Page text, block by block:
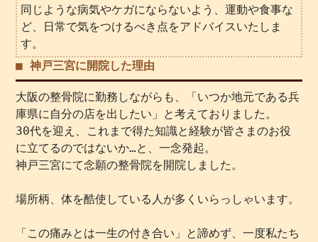
同じような病気やケガにならないよう、運動や食事な
ど、日常で気をつけるべき点をアドバイスいたしま
す。
■ 神戸三宮に開院した理由
大阪の整骨院に勤務しながらも、「いつか地元である兵
庫県に自分の店を出したい」と考えておりました。
30代を迎え、これまで得た知識と経験が皆さまのお役
に立てるのではないか…と、一念発起。
神戸三宮にて念願の整骨院を開院しました。
場所柄、体を酷使している人が多くいらっしゃいます。
「この痛みとは一生の付き合い」と諦めず、一度私たち